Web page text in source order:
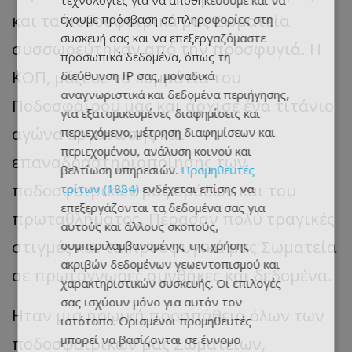
και τα ποδοσφαιρικά μας Σωματεία
συσσωρεύτηκαν από την προσφυγιά. Η
ΚΟΠ, μάζευε τα κομμάτια του
Ποδοσφαίρου μας και άρχισε ένα τιτάνιο
αγώνα οργάνωσης και
επαναδραστηριοποίησης των
ποδοσφαιρικών μας ομάδων και του
πρωταθλήματος. Πέρασαν πολύ τραγικές
στιγμές και τα προσφυγικά μας Σωματεία
σε πρωτόγνωρες συνθήκες και δεδομένα.
Ηταν μια ηρωική προσπάθεια όλων των
ποδοσφαιρικών μας Σωματείων,
έχουμε πρόσβαση σε πληροφορίες στη
συσκευή σας και να επεξεργαζόμαστε
προσωπικά δεδομένα, όπως τη
διεύθυνση IP σας, μοναδικά
αναγνωριστικά και δεδομένα περιήγησης,
για εξατομικευμένες διαφημίσεις και
περιεχόμενο, μέτρηση διαφημίσεων και
περιεχομένου, ανάλυση κοινού και
βελτίωση υπηρεσιών. Προμηθευτές
τρίτων (1884) ενδέχεται επίσης να
επεξεργάζονται τα δεδομένα σας για
αυτούς και άλλους σκοπούς,
συμπεριλαμβανομένης της χρήσης
ακριβών δεδομένων γεωεντοπισμού και
χαρακτηριστικών συσκευής. Οι επιλογές
σας ισχύουν μόνο για αυτόν τον
ιστότοπο. Ορισμένοι προμηθευτές
μπορεί να βασίζονται σε έννομο